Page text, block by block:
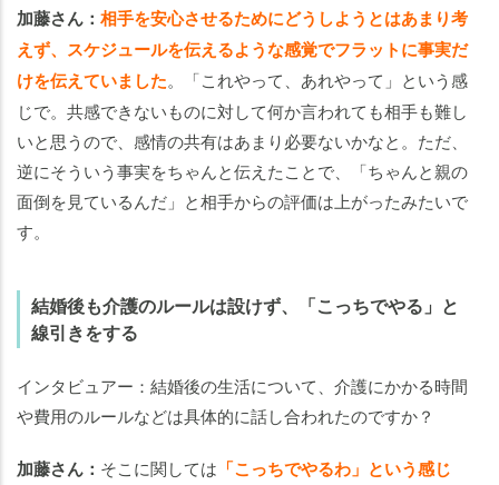
加藤さん： 相手を安心させるためにどうしようとはあまり考
えず、スケジュールを伝えるような感覚でフラットに事実だ
けを伝えていました。「これやって、あれやって」という感
じで。共感できないものに対して何か言われても相手も難し
いと思うので、感情の共有はあまり必要ないかなと。ただ、
逆にそういう事実をちゃんと伝えたことで、「ちゃんと親の
面倒を見ているんだ」と相手からの評価は上がったみたいで
す。
結婚後も介護のルールは設けず、「こっちでやる」と
線引きをする
インタビュアー：結婚後の生活について、介護にかかる時間
や費用のルールなどは具体的に話し合われたのですか？
加藤さん： そこに関しては 「こっちでやるわ」という感じ